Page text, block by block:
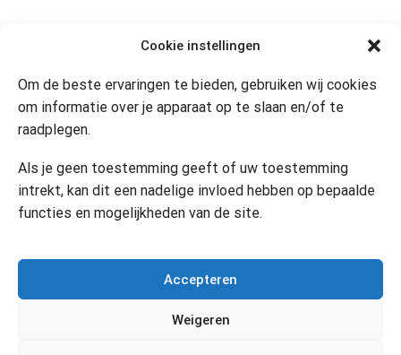
Cookie instellingen
Om de beste ervaringen te bieden, gebruiken wij cookies
om informatie over je apparaat op te slaan en/of te
raadplegen.
Als je geen toestemming geeft of uw toestemming
intrekt, kan dit een nadelige invloed hebben op bepaalde
functies en mogelijkheden van de site.
Accepteren
Weigeren
Openingstijden
Website 24/7
Contact
in te schakelen
Copyright © 2024 Desi’s Cadeauwinkel –Bijdesi.nl.